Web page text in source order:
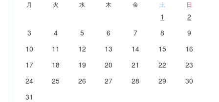
月 火 水 木 金 土 日
1
2
3
4 5 6 7 8
9
10
11 12 13 14 15
16
17
18 19 20 21 22
23
24
25 26 27 28 29
30
31